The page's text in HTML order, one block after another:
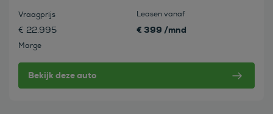
Vraagprijs
€ 22.995
Marge
Leasen vanaf
€ 399 /mnd
Bekijk deze auto